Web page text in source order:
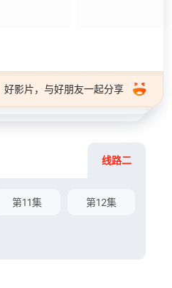
好影片，与好朋友一起分享
线路二
第11集 第12集